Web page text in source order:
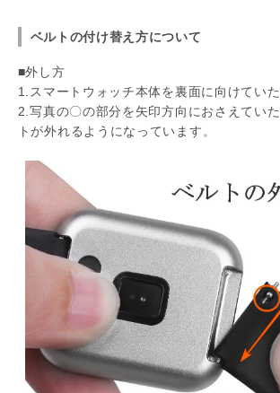
ベルトの付け替え方について
■外し方
1.スマートウォッチ本体を裏面に向けていた
2.写真の〇の部分を矢印方向におさえてい
トが外れるようになっています。